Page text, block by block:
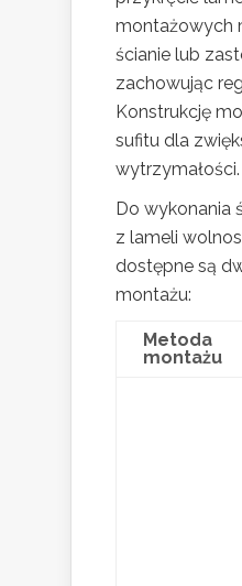
montażowych
ścianie lub
zachowując
Konstrukcję
sufitu dla
wytrzymałości.
Do wykonania
z lameli
dostępne są
montażu:
Metoda
montażu